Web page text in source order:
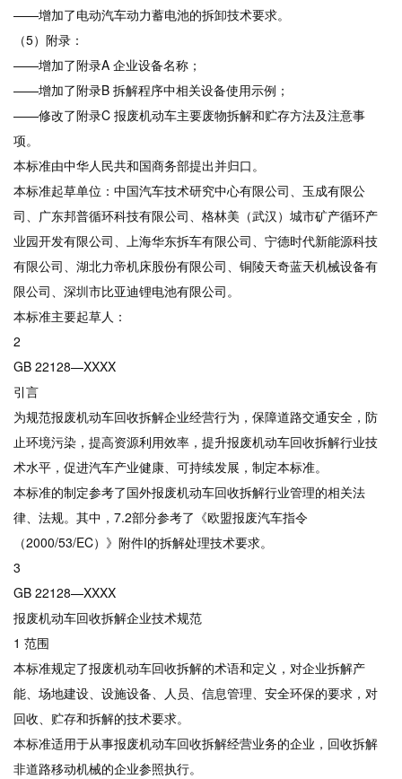
——增加了电动汽车动力蓄电池的拆卸技术要求。
（5）附录：
——增加了附录A 企业设备名称；
——增加了附录B 拆解程序中相关设备使用示例；
——修改了附录C 报废机动车主要废物拆解和贮存方法及注意事
项。
本标准由中华人民共和国商务部提出并归口。
本标准起草单位：中国汽车技术研究中心有限公司、玉成有限公
司、广东邦普循环科技有限公司、格林美（武汉）城市矿产循环产
业园开发有限公司、上海华东拆车有限公司、宁德时代新能源科技
有限公司、湖北力帝机床股份有限公司、铜陵天奇蓝天机械设备有
限公司、深圳市比亚迪锂电池有限公司。
本标准主要起草人：
2
GB 22128—XXXX
引言
为规范报废机动车回收拆解企业经营行为，保障道路交通安全，防
止环境污染，提高资源利用效率，提升报废机动车回收拆解行业技
术水平，促进汽车产业健康、可持续发展，制定本标准。
本标准的制定参考了国外报废机动车回收拆解行业管理的相关法
律、法规。其中，7.2部分参考了《欧盟报废汽车指令
（2000/53/EC）》附件I的拆解处理技术要求。
3
GB 22128—XXXX
报废机动车回收拆解企业技术规范
1 范围
本标准规定了报废机动车回收拆解的术语和定义，对企业拆解产
能、场地建设、设施设备、人员、信息管理、安全环保的要求，对
回收、贮存和拆解的技术要求。
本标准适用于从事报废机动车回收拆解经营业务的企业，回收拆解
非道路移动机械的企业参照执行。